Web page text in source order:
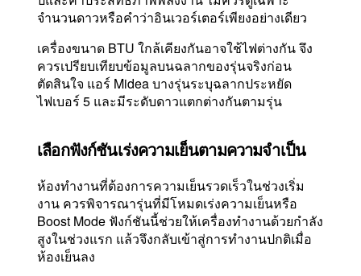
จำนวนดาวหรือคำว่าอินเวอร์เตอร์เพียงอย่างเดียว
เครื่องขนาด BTU ใกล้เคียงกันอาจใช้ไฟต่างกัน จึง
ควรเปรียบเทียบข้อมูลบนฉลากของรุ่นจริงก่อน
ตัดสินใจ แอร์ Midea บางรุ่นระบุฉลากประหยัด
ไฟเบอร์ 5 และมีระดับดาวแตกต่างกันตามรุ่น
เลือกฟังก์ชันเร่งความเย็นตามความจำเป็น
ห้องทำงานที่ต้องการความเย็นรวดเร็วในช่วงเริ่ม
งาน ควรพิจารณารุ่นที่มีโหมดเร่งความเย็นหรือ
Boost Mode ฟังก์ชันนี้ช่วยให้เครื่องทำงานด้วยกำลัง
สูงในช่วงแรก แล้วจึงกลับเข้าสู่การทำงานปกติเมื่อ
ห้องเย็นลง